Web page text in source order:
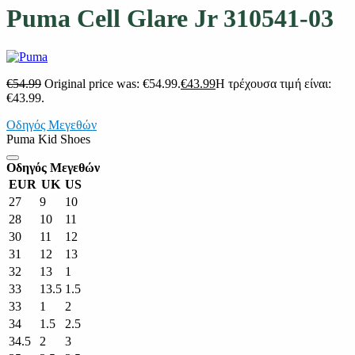
Puma Cell Glare Jr 310541-03
€54.99 Original price was: €54.99.€43.99Η τρέχουσα τιμή είναι:
€43.99.
Οδηγός Μεγεθών
Puma Kid Shoes
Οδηγός Μεγεθών
EUR UK US
27
9
10
28
10
11
30
11
12
31
12
13
32
13
1
33
13.5 1.5
33
1
2
34
1.5
2.5
34.5
2
3